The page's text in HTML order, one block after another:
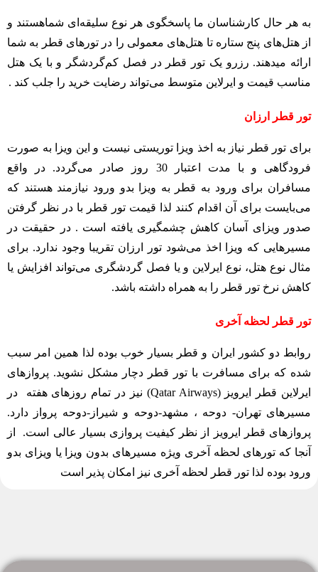
به هر حال کارشناسان ما پاسخگوی هر نوع سلیقه‌ای شماهستند و
از هتل‌های پنج ستاره تا هتل‌های معمولی را در تورهای قطر به شما
ارائه میدهند. رزرو یک تور قطر در فصل کم‌گردشگر و با یک هتل
مناسب قیمت و ایرلاین متوسط می‌تواند رضایت خرید را جلب کند .
تور قطر ارزان
برای تور قطر نیاز به اخذ ویزا توریستی نیست و این ویزا به صورت
فرودگاهی و با مدت اعتبار 30 روز صادر می‌گردد. در واقع
مسافران برای ورود به قطر به ویزا بدو ورود نیازمند هستند که
می‌بایست برای آن اقدام کنند لذا قیمت تور قطر با در نظر گرفتن
صدور ویزای آسان کاهش چشمگیری یافته است . در حقیقت در
مسیرهایی که ویزا اخذ می‌شود تور ارزان تقریبا وجود ندارد. برای
مثال نوع هتل، نوع ایرلاین و یا فصل گردشگری می‌تواند افزایش یا
کاهش نرخ تور قطر را به همراه داشته باشد.
تور قطر لحظه آخری
روابط دو کشور ایران و قطر بسیار خوب بوده لذا همین امر سبب
شده که برای مسافرت با تور قطر دچار مشکل نشوید. پروازهای
ایرلاین قطر ایرویز (Qatar Airways) نیز در تمام روزهای هفته در
مسیرهای تهران- دوحه ، مشهد-دوحه و شیراز-دوحه پرواز دارد.
پروازهای قطر ایرویز از نظر کیفیت پروازی بسیار عالی است. از
آنجا که تورهای لحظه آخری ویژه مسیرهای بدون ویزا یا ویزای بدو
ورود بوده لذا تور قطر لحظه آخری نیز امکان پذیر است